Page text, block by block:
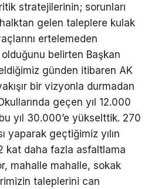
stratejilerinin; sorunları
gelen taleplere kulak
ertelemeden
belirten Başkan
günden itibaren AK
bir vizyonla durmadan
geçen yıl 12.000
yıl 30.000’e yükselttik. 270
yaparak geçtiğimiz yılın
kat daha fazla asfaltlama
mahalle mahalle, sokak
taleplerini can